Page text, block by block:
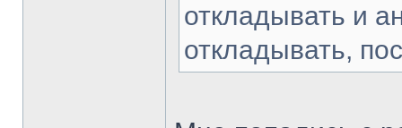
откладывать и
откладывать,